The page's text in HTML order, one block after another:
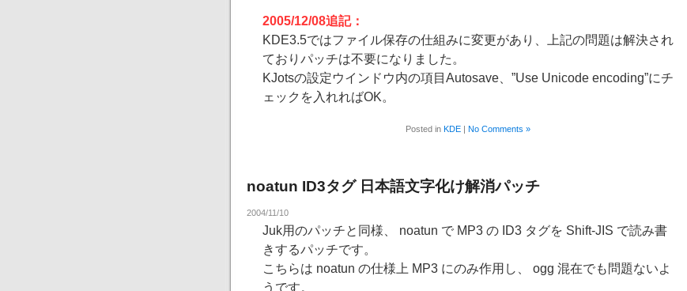
2005/12/08追記：
KDE3.5ではファイル保存の仕組みに変更があり、上記の問題は解決され
ておりパッチは不要になりました。
KJotsの設定ウインドウ内の項目Autosave、”Use Unicode encoding”にチ
ェックを入れればOK。
Posted in KDE | No Comments »
noatun ID3タグ 日本語文字化け解消パッチ
2004/11/10
Juk用のパッチと同様、 noatun で MP3 の ID3 タグを Shift-JIS で読み書
きするパッチです。
こちらは noatun の仕様上 MP3 にのみ作用し、 ogg 混在でも問題ないよ
うです。